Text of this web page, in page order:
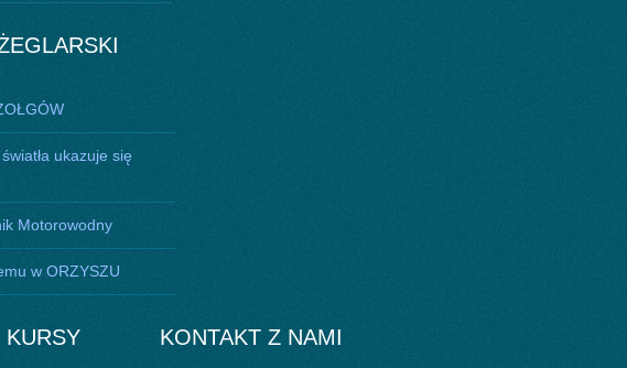
światła ukazuje się
Motorowodny
w ORZYSZU
KURSY KONTAKT Z NAMI